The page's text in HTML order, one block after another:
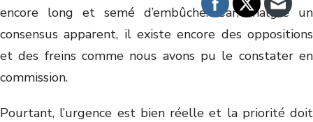
encore long et semé d’embûche. Car, malgré un
consensus apparent, il existe encore des oppositions
et des freins comme nous avons pu le constater en
commission.
Pourtant, l’urgence est bien réelle et la priorité doit